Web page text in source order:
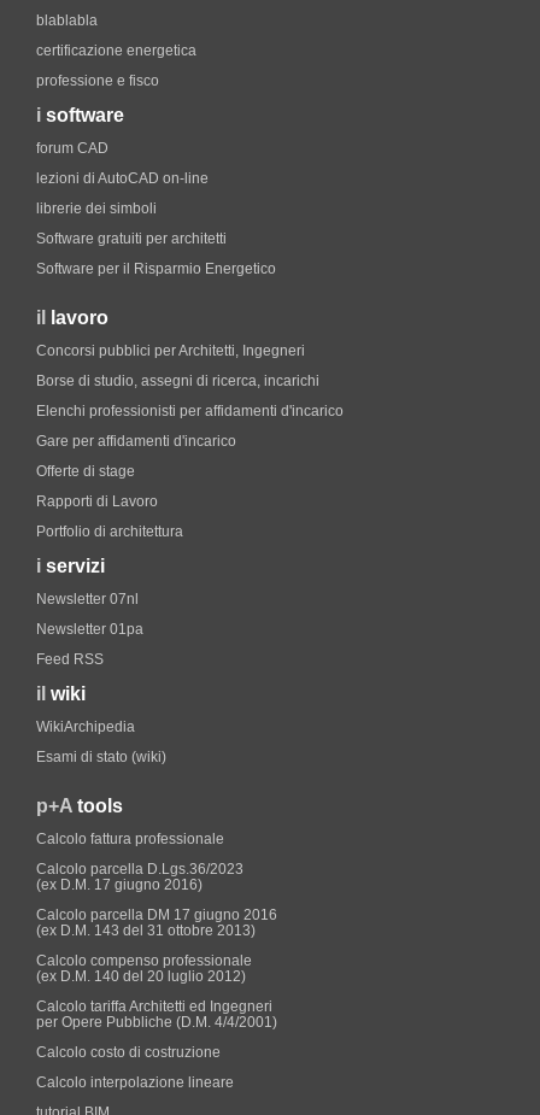
blablabla
certificazione energetica
professione e fisco
i software
forum CAD
lezioni di AutoCAD on-line
librerie dei simboli
Software gratuiti per architetti
Software per il Risparmio Energetico
il lavoro
Concorsi pubblici per Architetti, Ingegneri
Borse di studio, assegni di ricerca, incarichi
Elenchi professionisti per affidamenti d'incarico
Gare per affidamenti d'incarico
Offerte di stage
Rapporti di Lavoro
Portfolio di architettura
i servizi
Newsletter 07nl
Newsletter 01pa
Feed RSS
il wiki
WikiArchipedia
Esami di stato (wiki)
p+A tools
Calcolo fattura professionale
Calcolo parcella D.Lgs.36/2023
(ex D.M. 17 giugno 2016)
Calcolo parcella DM 17 giugno 2016
(ex D.M. 143 del 31 ottobre 2013)
Calcolo compenso professionale
(ex D.M. 140 del 20 luglio 2012)
Calcolo tariffa Architetti ed Ingegneri
per Opere Pubbliche (D.M. 4/4/2001)
Calcolo costo di costruzione
Calcolo interpolazione lineare